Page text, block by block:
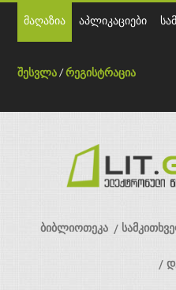
მაღაზია აპლიკაციები
შესვლა /რეგისტრაცია
ბიბლიოთეკა